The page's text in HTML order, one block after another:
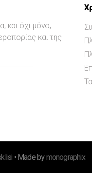
και όχι μόνο,
και της
• Made bymonographix